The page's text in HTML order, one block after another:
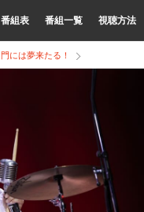
番組表 番組一覧 視聴方法
には夢来たる！